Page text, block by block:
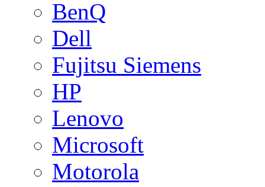
BenQ
Dell
Fujitsu Siemens
HP
Lenovo
Microsoft
Motorola